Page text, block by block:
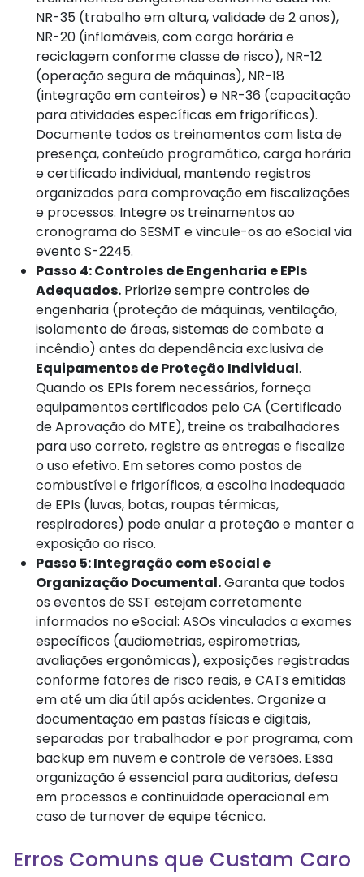
NR-35 (trabalho em altura, validade de 2 anos),
NR-20 (inflamáveis, com carga horária e
reciclagem conforme classe de risco), NR-12
(operação segura de máquinas), NR-18
(integração em canteiros) e NR-36 (capacitação
para atividades específicas em frigoríficos).
Documente todos os treinamentos com lista de
presença, conteúdo programático, carga horária
e certificado individual, mantendo registros
organizados para comprovação em fiscalizações
e processos. Integre os treinamentos ao
cronograma do SESMT e vincule-os ao eSocial via
evento S-2245.
Passo 4: Controles de Engenharia e EPIs
Adequados. Priorize sempre controles de
engenharia (proteção de máquinas, ventilação,
isolamento de áreas, sistemas de combate a
incêndio) antes da dependência exclusiva de
Equipamentos de Proteção Individual.
Quando os EPIs forem necessários, forneça
equipamentos certificados pelo CA (Certificado
de Aprovação do MTE), treine os trabalhadores
para uso correto, registre as entregas e fiscalize
o uso efetivo. Em setores como postos de
combustível e frigoríficos, a escolha inadequada
de EPIs (luvas, botas, roupas térmicas,
respiradores) pode anular a proteção e manter a
exposição ao risco.
Passo 5: Integração com eSocial e
Organização Documental.Garanta que todos
os eventos de SST estejam corretamente
informados no eSocial: ASOs vinculados a exames
específicos (audiometrias, espirometrias,
avaliações ergonômicas), exposições registradas
conforme fatores de risco reais, e CATs emitidas
em até um dia útil após acidentes. Organize a
documentação em pastas físicas e digitais,
separadas por trabalhador e por programa, com
backup em nuvem e controle de versões. Essa
organização é essencial para auditorias, defesa
em processos e continuidade operacional em
caso de turnover de equipe técnica.
Erros Comuns que Custam Caro